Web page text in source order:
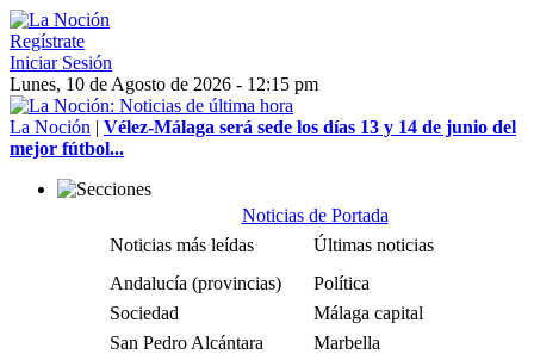
Regístrate
Iniciar Sesión
Lunes, 10 de Agosto de 2026 - 12:15 pm
La Noción | Vélez-Málaga será sede los días 13 y 14 de junio del
mejor fútbol...
Noticias de Portada
Noticias más leídas
Últimas noticias
Andalucía (provincias)
Política
Sociedad
Málaga capital
San Pedro Alcántara
Marbella